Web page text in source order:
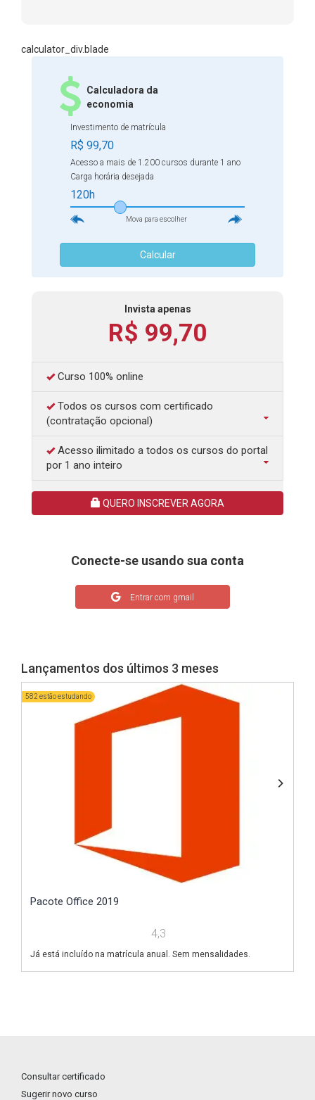
mercado de trabalho precisa, cada vez mais, de mão de
obra qualificada para lidar com os desafios do dia a dia.
Sendo assim, ser capaz de lidar com todos os tipos de
adversidades, encontrando soluções plausíveis e ágeis, é
parte do trabalho de um cientista de dados. Por isso,
preparamos este curso para que, ao concluí-lo, você não
apenas entenda as ferramentas e técnicas da área, como
também todo o conhecimento necessário para
desempenhar sua função da melhor maneira possível.
calculator_div.blade
Calculadora da
economia
Investimento de matrícula
R$ 99,70
Acesso a mais de 1.200 cursos durante 1 ano
Carga horária desejada
120h
Mova para escolher
Calcular
Invista apenas
R$ 99,70
Curso 100% online
Todos os cursos com certificado
(contratação opcional)
Acesso ilimitado a todos os cursos do portal
por 1 ano inteiro
QUERO INSCREVER AGORA
Conecte-se usando sua conta
Entrar com gmail
Lançamentos dos últimos 3 meses
582 estão estudando
Pacote Office 2019
4,3
Já está incluído na matrícula anual. Sem mensalidades.
Consultar certificado
Sugerir novo curso